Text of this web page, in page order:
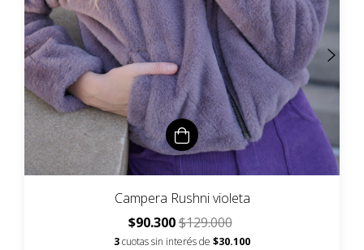
Campera Rushni violeta
$90.300$129.000
3cuotas sin interés de $30.100